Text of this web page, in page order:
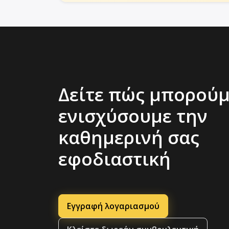
Δείτε πώς
ενισχύσουμε την
καθημερινή σας
εφοδιαστική
Εγγραφή λογαριασμού